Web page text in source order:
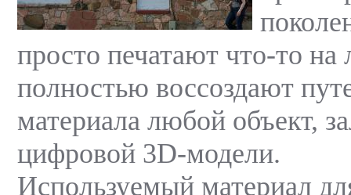
просто печатают что-то на
полностью воссоздают
материала любой объект,
цифровой 3D-модели.
Используемый материал